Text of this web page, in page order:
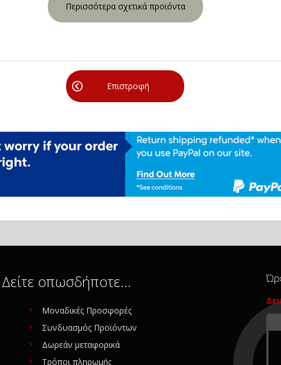
Περισσότερα σχετικά προϊόντα
Επιστροφή
Δείτε οπωσδήποτε…
Μοναδικές Προσφορές
Συνδυασμός Προϊόντων
Δωρεάν μεταφορικά
Τρόποι πληρωμής